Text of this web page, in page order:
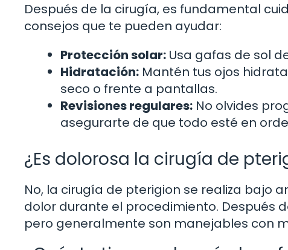
Después de la cirugía, es fundamental
consejos que te pueden ayudar:
Protección solar: Usa gafas de sol
Hidratación: Mantén tus ojos
seco o frente a pantallas.
Revisiones regulares: No olvides
asegurarte de que todo esté en
¿Es dolorosa la cirugía de
No, la cirugía de pterigion se realiza bajo
dolor durante el procedimiento. Después
pero generalmente son manejables con